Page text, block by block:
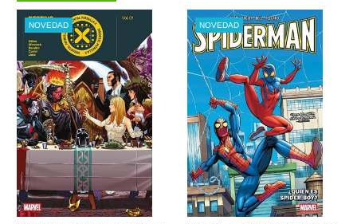
NOVEDAD NOVEDAD